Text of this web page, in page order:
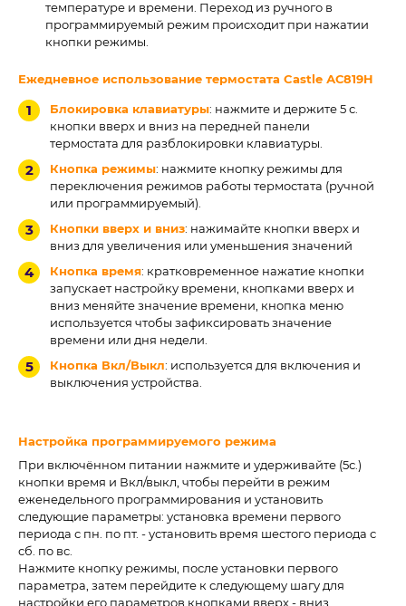
температуре и времени. Переход из ручного в
программируемый режим происходит при нажатии
кнопки режимы.
Ежедневное использование термостата Castle АС819H
Блокировка клавиатуры: нажмите и держите 5 с.
кнопки вверх и вниз на передней панели
термостата для разблокировки клавиатуры.
Кнопка режимы: нажмите кнопку режимы для
переключения режимов работы термостата (ручной
или программируемый).
Кнопки вверх и вниз: нажимайте кнопки вверх и
вниз для увеличения или уменьшения значений
Кнопка время: кратковременное нажатие кнопки
запускает настройку времени, кнопками вверх и
вниз меняйте значение времени, кнопка меню
используется чтобы зафиксировать значение
времени или дня недели.
Кнопка Вкл/Выкл: используется для включения и
выключения устройства.
Настройка программируемого режима
При включённом питании нажмите и удерживайте (5с.)
кнопки время и Вкл/выкл, чтобы перейти в режим
еженедельного программирования и установить
следующие параметры: установка времени первого
периода с пн. по пт. - установить время шестого периода с
сб. по вс.
Нажмите кнопку режимы, после установки первого
параметра, затем перейдите к следующему шагу для
настройки его параметров кнопками вверх - вниз.